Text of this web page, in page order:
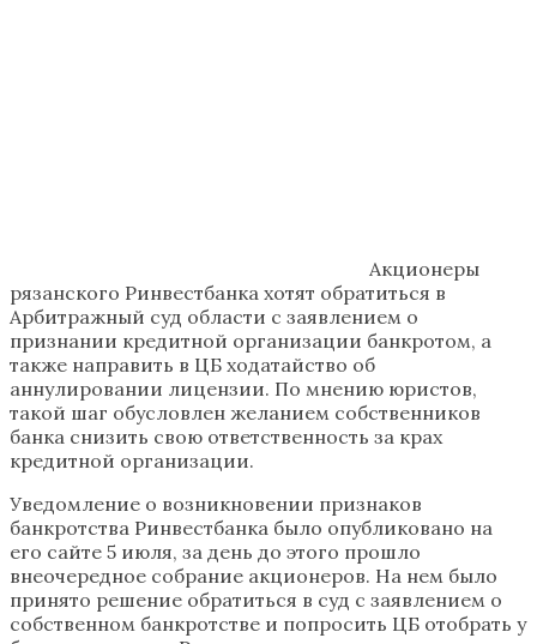
Акционеры
рязанского Ринвестбанка хотят обратиться в
Арбитражный суд области с заявлением о
признании кредитной организации банкротом, а
также направить в ЦБ ходатайство об
аннулировании лицензии. По мнению юристов,
такой шаг обусловлен желанием собственников
банка снизить свою ответственность за крах
кредитной организации.
Уведомление о возникновении признаков
банкротства Ринвестбанка было опубликовано на
его сайте 5 июля, за день до этого прошло
внеочередное собрание акционеров. На нем было
принято решение обратиться в суд с заявлением о
собственном банкротстве и попросить ЦБ отобрать у